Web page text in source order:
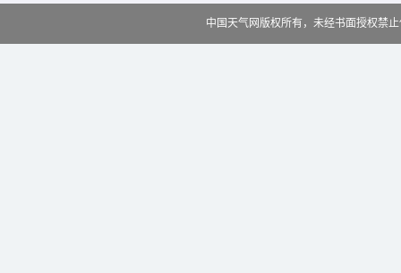
中国天气网版权所有，未经书面授权